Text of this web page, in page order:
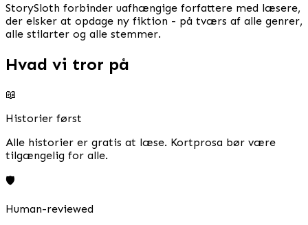
StorySloth forbinder uafhængige forfattere med læsere,
der elsker at opdage ny fiktion - på tværs af alle genrer,
alle stilarter og alle stemmer.
Hvad vi tror på
📖
Historier først
Alle historier er gratis at læse. Kortprosa bør være
tilgængelig for alle.
🛡️
Human-reviewed